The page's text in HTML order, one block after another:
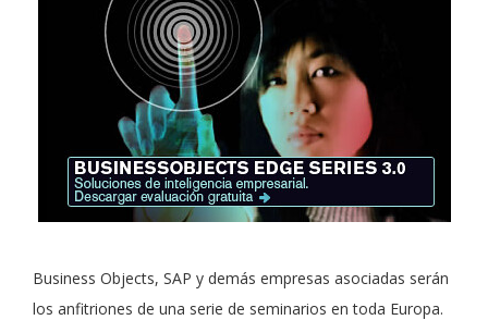
Business Objects, SAP y demás empresas asociadas serán
los anfitriones de una serie de seminarios en toda Europa.